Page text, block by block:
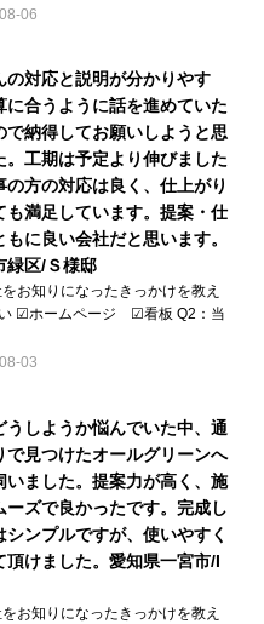
06
の対応と説明が分かりやす
に合うように話を進めていた
で納得してお願いしようと思
。工期は予定より伸びました
の方の対応は良く、仕上がり
も満足しています。提案・仕
もに良い会社だと思います。
緑区/Ｓ様邸
お知りになったきっかけを教え
☑ホームページ ☑看板 Q2：当
03
うしようか悩んでいた中、通
で見つけたオールグリーンへ
いました。提案力が高く、施
ーズで良かったです。完成し
シンプルですが、使いやすく
頂けました。愛知県一宮市/I
お知りになったきっかけを教え